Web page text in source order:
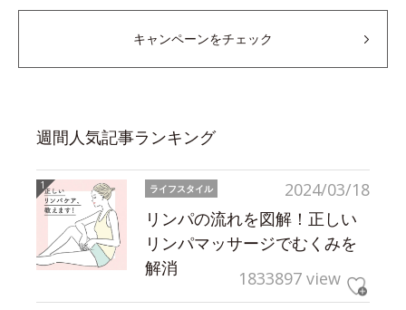
キャンペーンをチェック
週間人気記事ランキング
2024/03/18
ライフスタイル
リンパの流れを図解！正しい
リンパマッサージでむくみを
解消
1833897 view